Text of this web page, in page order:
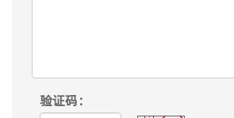
验证码：